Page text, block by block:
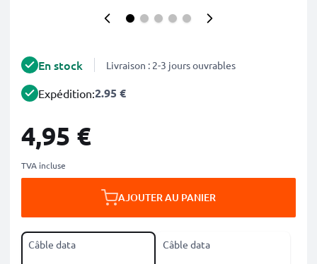
En stock Livraison : 2-3 jours ouvrables
Expédition:2.95 €
4,95 €
TVA incluse
AJOUTER AU PANIER
Câble data Câble data